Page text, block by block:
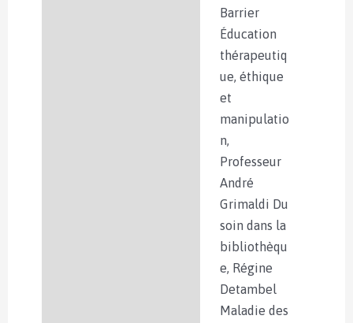
Barrier
Éducation
thérapeutiq
ue, éthique
et
manipulatio
n,
Professeur
André
Grimaldi Du
soin dans la
bibliothèqu
e, Régine
Detambel
Maladie des